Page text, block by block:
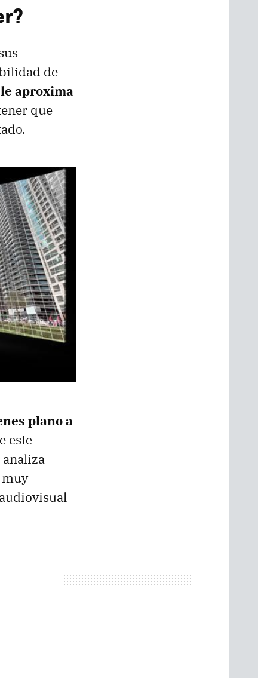
de
aproxima
que
plano a
este
analiza
muy